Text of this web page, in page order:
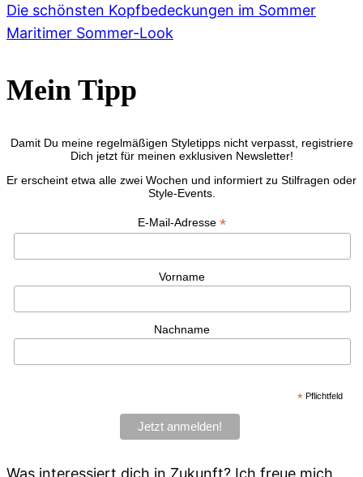
Die schönsten Kopfbedeckungen im Sommer
Maritimer Sommer-Look
Mein Tipp
Damit Du meine regelmäßigen Styletipps nicht verpasst, registriere
Dich jetzt für meinen exklusiven Newsletter!
Er erscheint etwa alle zwei Wochen und informiert zu Stilfragen oder
Style-Events.
E-Mail-Adresse *
Vorname
Nachname
*Pflichtfeld
Was interessiert dich in Zukunft? Ich freue mich